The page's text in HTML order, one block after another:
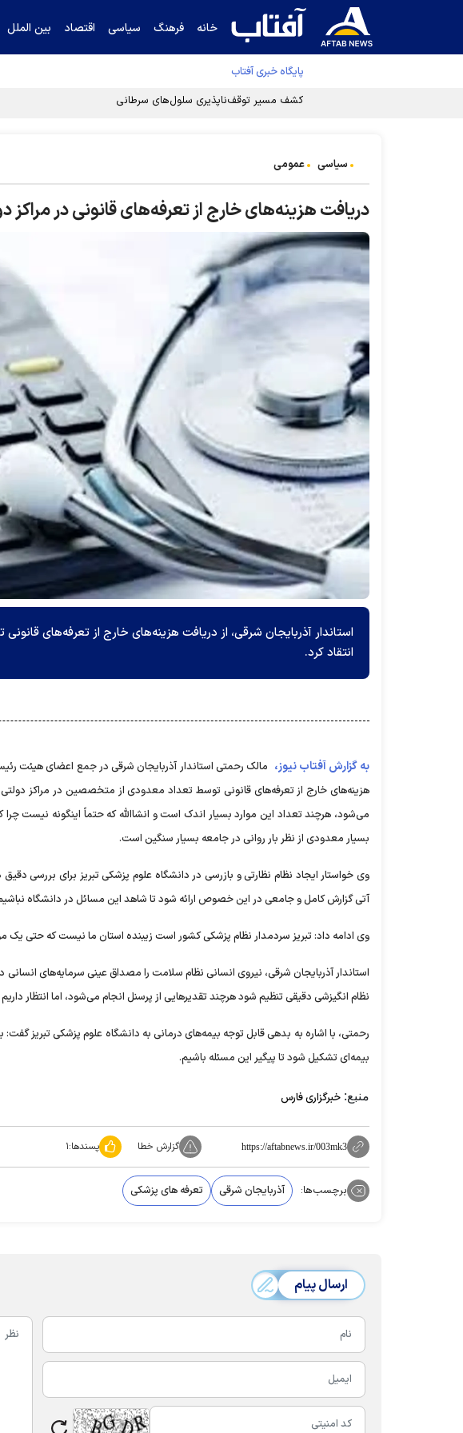
خانه فرهنگ سیاسی اقتصاد بین الملل
پایگاه خبری آفتاب
کشف مسیر توقف‌ناپذیری سلول‌های سرطانی
سیاسی عمومی
دریافت هزینه‌های خارج از تعرفه‌های قانونی در مراکز
استاندار آذربایجان شرقی، از دریافت هزینه‌های خارج از تعرفه‌های
انتقاد کرد.
به گزارش آفتاب نیوز، مالک رحمتی استاندار آذربایجان شرقی در جمع اعضای هیئت
هزینه‌های خارج از تعرفه‌های قانونی توسط تعداد معدودی از متخصصین در مراکز
می‌شود، هرچند تعداد این موارد بسیار اندک است و انشاالله که حتماً اینگونه نیست چرا
بسیار معدودی از نظر بار روانی در جامعه بسیار سنگین است.
وی خواستار ایجاد نظام نظارتی و بازرسی در دانشگاه علوم پزشکی تبریز برای بررسی
آتی گزارش کامل و جامعی در این خصوص ارائه شود تا شاهد این مسائل در دانشگاه
وی ادامه داد: تبریز سردمدار نظام پزشکی کشور است زیبنده استان ما نیست که حتی یک
استاندار آذربایجان شرقی، نیروی انسانی نظام سلامت را مصداق عینی سرمایه‌های
نظام انگیزشی دقیقی تنظیم شود هرچند تقدیر‌هایی از پرسنل انجام می‌شود، اما انتظار
رحمتی، با اشاره به بدهی قابل توجه بیمه‌های درمانی به دانشگاه علوم پزشکی تبریز
بیمه‌ای تشکیل شود تا پیگیر این مسئله باشیم.
منبع: خبرگزاری فارس
https://aftabnews.ir/003mk3 گزارش خطا پسندها:۱
برچسب‌ها: آذربایجان شرقی تعرفه های پزشکی
ارسال پیام